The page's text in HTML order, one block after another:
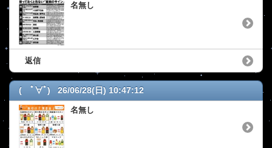
名無し
返信
( ﾟ∀ﾟ) 26/06/28(日) 10:47:12
名無し